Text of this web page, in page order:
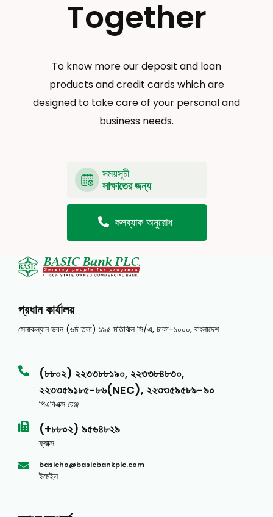
Together
To know more our deposit and loan
products and credit cards which are
designed to take care of your personal and
business needs.
সময়সূচী
সাক্ষাতের জন্য
কলব্যাক অনুরোধ
প্রধান কার্যালয়
সেনাকল্যান ভবন (৬ষ্ঠ তলা) ১৯৫ মতিঝিল সি/এ, ঢাকা-১০০০, বাংলাদেশ
(৮৮০২) ২২৩৩৮৮১৯০, ২২৩৩৮৪৮৩০,
২২৩৩৫৯১৮৫-৮৬(NEC), ২২৩৩৫৯৫৮৯-৯০
পিএবিএক্স রেঞ্জ
(+৮৮০২) ৯৫৬৪৮২৯
ফ্যাক্স
basicho@basicbankplc.com
ইমেইল